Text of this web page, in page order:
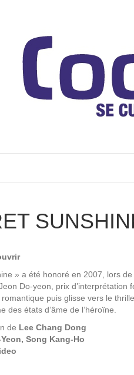
» a été honoré en 2007, lors
Do-yeon, prix
puis glisse vers le
des états d’âme de l’héroïne.
de Lee Chang Dong
Song Kang-Ho